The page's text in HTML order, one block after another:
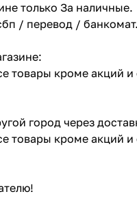
только За наличные.
/ перевод / банкомат.
товары кроме акций
город через
товары кроме акций